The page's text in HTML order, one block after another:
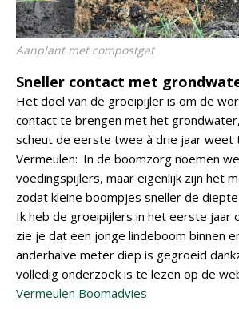
Aanplant met compostgat
Sneller contact met
Het doel van de groeipijler is om de
contact te brengen met het
scheut de eerste twee à drie jaar weet
Vermeulen: 'In de boomzorg noemen
voedingspijlers, maar eigenlijk zijn het
zodat kleine boompjes sneller de diepte
Ik heb de groeipijlers in het eerste jaar
zie je dat een jonge lindeboom binnen
anderhalve meter diep is gegroeid
volledig onderzoek is te lezen op de
Vermeulen Boomadvies